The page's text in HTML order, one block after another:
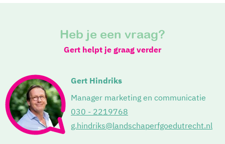
Heb je een vraag?
Gert helpt je graag verder
Gert Hindriks
Manager marketing en communicatie
030 - 2219768
g.hindriks@landschaperfgoedutrecht.nl